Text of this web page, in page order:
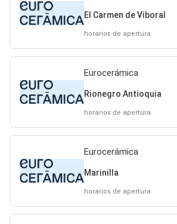
El Carmen de Viboral
horarios de apertura
Eurocerámica
Rionegro Antioquia
horarios de apertura
Eurocerámica
Marinilla
horarios de apertura